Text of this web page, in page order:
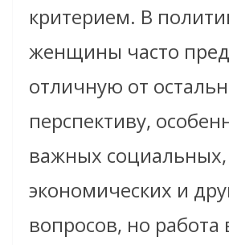
критерием. В
женщины часто
отличную от
перспективу,
важных социальных,
экономических и
вопросов, но работа